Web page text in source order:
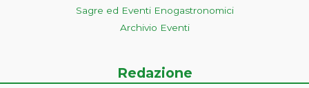
Sagre ed Eventi Enogastronomici
Archivio Eventi
Redazione